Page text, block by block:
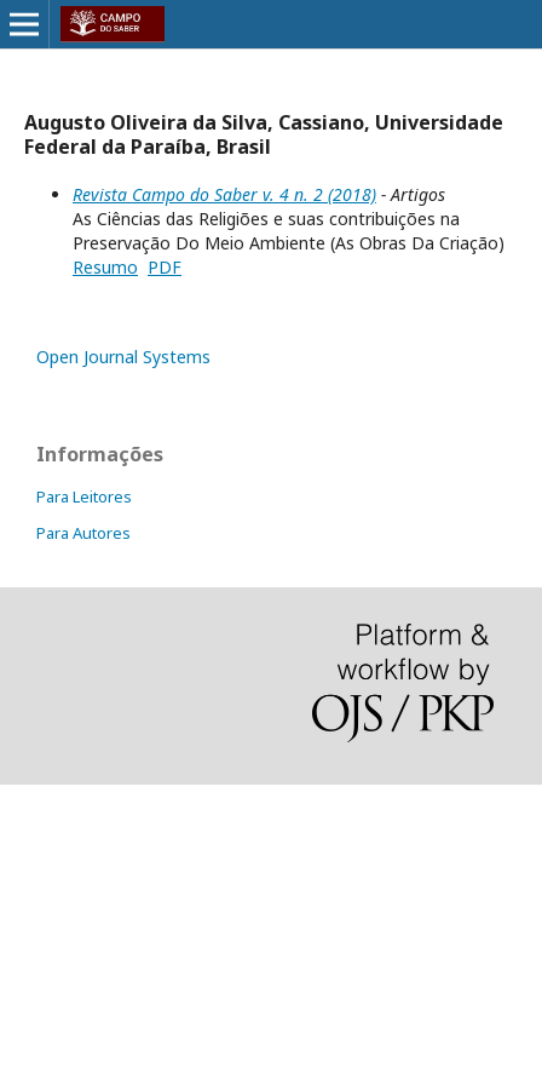
Augusto Oliveira da Silva, Cassiano, Universidade
Federal da Paraíba, Brasil
Revista Campo do Saber v. 4 n. 2 (2018) - Artigos
As Ciências das Religiões e suas contribuições na
Preservação Do Meio Ambiente (As Obras Da Criação)
Resumo PDF
Open Journal Systems
Informações
Para Leitores
Para Autores